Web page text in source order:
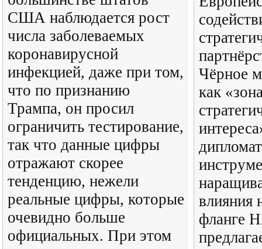
США наблюдается рост
числа заболеваемых
коронавирусной
инфекцией, даже при том,
что по признанию
Трампа, он просил
ограничить тестирование,
так что данные цифры
отражают скорее
тенденцию, нежели
реальные цифры, которые
очевидно больше
официальных. При этом
Чёрное
как
влияния
фланге